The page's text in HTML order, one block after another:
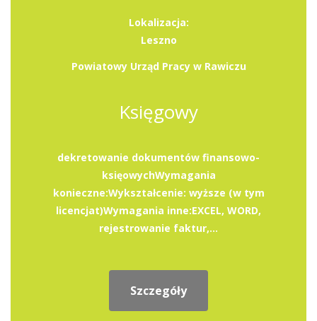
Lokalizacja:
Leszno
Powiatowy Urząd Pracy w Rawiczu
Księgowy
dekretowanie dokumentów finansowo-
księowychWymagania
konieczne:Wykształcenie: wyższe (w tym
licencjat)Wymagania inne:EXCEL, WORD,
rejestrowanie faktur,...
Szczegóły